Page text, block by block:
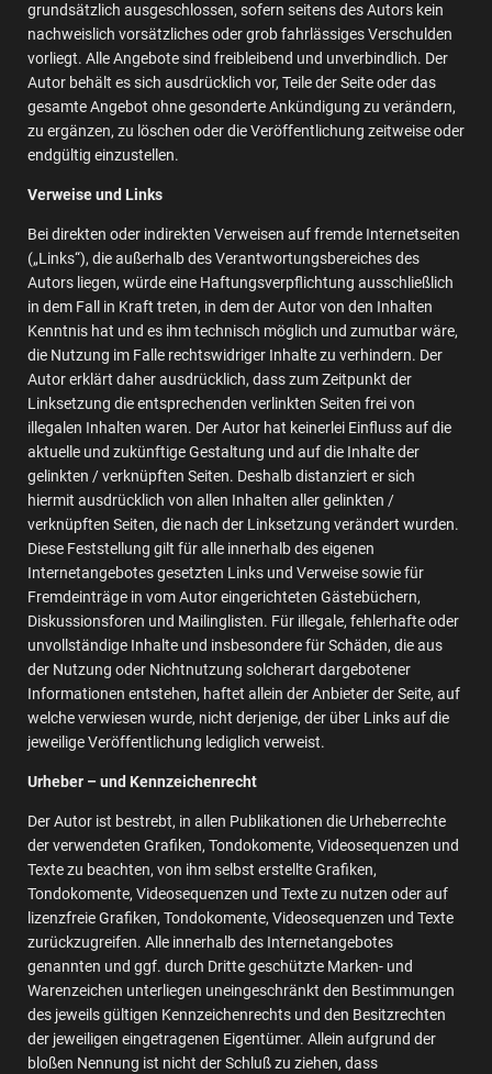
grundsätzlich ausgeschlossen, sofern seitens des Autors kein
nachweislich vorsätzliches oder grob fahrlässiges Verschulden
vorliegt. Alle Angebote sind freibleibend und unverbindlich. Der
Autor behält es sich ausdrücklich vor, Teile der Seite oder das
gesamte Angebot ohne gesonderte Ankündigung zu verändern,
zu ergänzen, zu löschen oder die Veröffentlichung zeitweise oder
endgültig einzustellen.
Verweise und Links
Bei direkten oder indirekten Verweisen auf fremde Internetseiten
(„Links“), die außerhalb des Verantwortungsbereiches des
Autors liegen, würde eine Haftungsverpflichtung ausschließlich
in dem Fall in Kraft treten, in dem der Autor von den Inhalten
Kenntnis hat und es ihm technisch möglich und zumutbar wäre,
die Nutzung im Falle rechtswidriger Inhalte zu verhindern. Der
Autor erklärt daher ausdrücklich, dass zum Zeitpunkt der
Linksetzung die entsprechenden verlinkten Seiten frei von
illegalen Inhalten waren. Der Autor hat keinerlei Einfluss auf die
aktuelle und zukünftige Gestaltung und auf die Inhalte der
gelinkten / verknüpften Seiten. Deshalb distanziert er sich
hiermit ausdrücklich von allen Inhalten aller gelinkten /
verknüpften Seiten, die nach der Linksetzung verändert wurden.
Diese Feststellung gilt für alle innerhalb des eigenen
Internetangebotes gesetzten Links und Verweise sowie für
Fremdeinträge in vom Autor eingerichteten Gästebüchern,
Diskussionsforen und Mailinglisten. Für illegale, fehlerhafte oder
unvollständige Inhalte und insbesondere für Schäden, die aus
der Nutzung oder Nichtnutzung solcherart dargebotener
Informationen entstehen, haftet allein der Anbieter der Seite, auf
welche verwiesen wurde, nicht derjenige, der über Links auf die
jeweilige Veröffentlichung lediglich verweist.
Urheber – und Kennzeichenrecht
Der Autor ist bestrebt, in allen Publikationen die Urheberrechte
der verwendeten Grafiken, Tondokomente, Videosequenzen und
Texte zu beachten, von ihm selbst erstellte Grafiken,
Tondokomente, Videosequenzen und Texte zu nutzen oder auf
lizenzfreie Grafiken, Tondokomente, Videosequenzen und Texte
zurückzugreifen. Alle innerhalb des Internetangebotes
genannten und ggf. durch Dritte geschützte Marken- und
Warenzeichen unterliegen uneingeschränkt den Bestimmungen
des jeweils gültigen Kennzeichenrechts und den Besitzrechten
der jeweiligen eingetragenen Eigentümer. Allein aufgrund der
bloßen Nennung ist nicht der Schluß zu ziehen, dass